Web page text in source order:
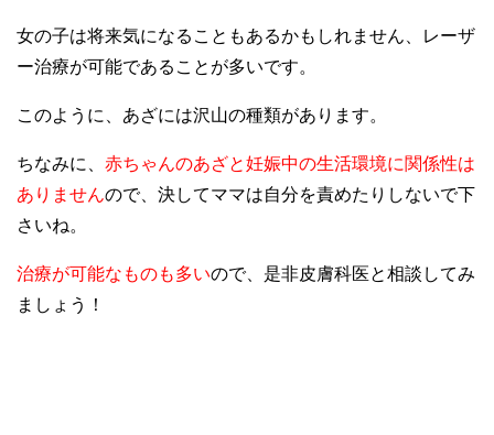
女の子は将来気になることもあるかもしれません、レーザ
ー治療が可能であることが多いです。
このように、あざには沢山の種類があります。
ちなみに、 赤ちゃんのあざと妊娠中の生活環境に関係性は
ありませんので、決してママは自分を責めたりしないで下
さいね。
治療が可能なものも多いので、是非皮膚科医と相談してみ
ましょう！